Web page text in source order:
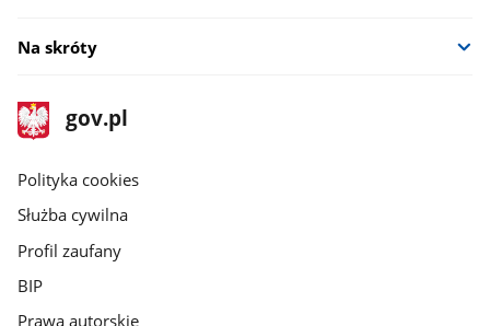
Na skróty
stopka
gov.pl
Strona
gov.pl
gov.pl
Polityka cookies
Służba cywilna
Profil zaufany
BIP
Prawa autorskie